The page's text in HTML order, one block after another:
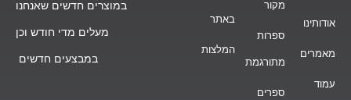
אודותינו
מאמרים
עמוד
מקור
ספרות
מתורגמת
ספרים
באתר
המלצות
במוצרים חדשים שאנחנו
מעלים מדי חודש וכן
במבצעים חדשים